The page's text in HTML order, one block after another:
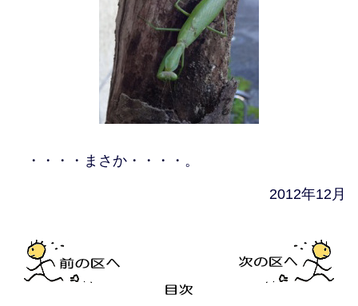
・・・・まさか・・・・。
2012年12月